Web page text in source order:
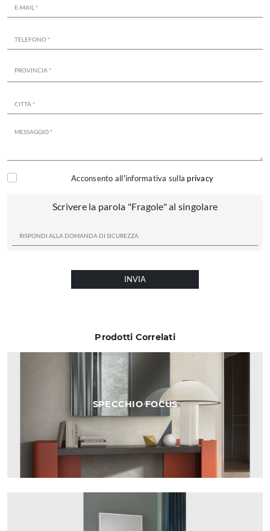
Prodotti Correlati
SPECCHIO FOCUS
Acconsento all'informativa sulla privacy
Scrivere la parola "Fragole" al singolare
INVIA